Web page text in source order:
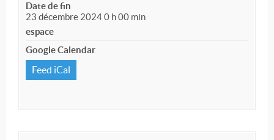
Date de fin
23 décembre 2024 0 h 00 min
espace
Google Calendar
Feed iCal